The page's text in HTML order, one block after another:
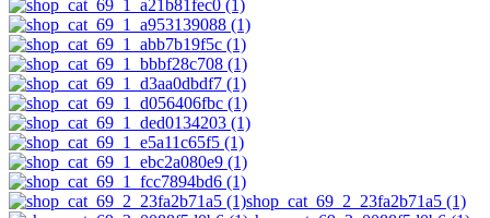
shop_cat_69_2_23fa2b71a5 (1)